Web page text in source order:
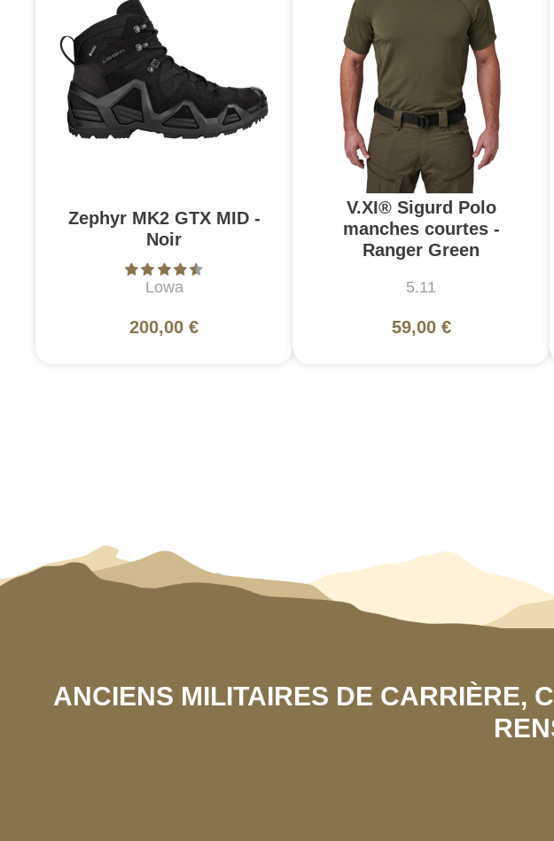
Zephyr MK2 GTX MID -
Noir
Lowa
200,00 €
V.XI® Sigurd Polo
manches courtes -
Ranger Green
5.11
59,00 €
ANCIENS MILITAIRES DE CARRIÈRE,